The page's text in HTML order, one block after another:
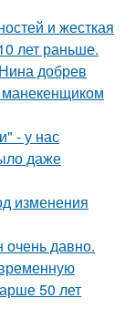
и жесткая
лет раньше.
добрев
манекенщиком
- у нас
даже
изменения
очень давно.
50 лет